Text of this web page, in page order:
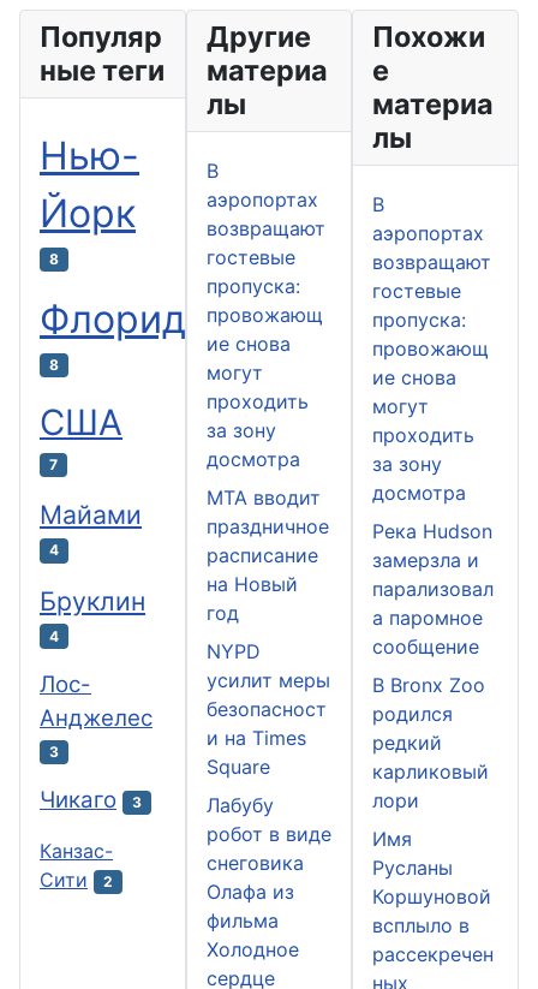
Популяр
ные теги
Нью-
Йорк
8
Флорида
8
США
7
Майами
4
Бруклин
4
Лос-
Анджелес
3
Чикаго 3
Канзас-
Сити
2
Другие
материа
лы
В
аэропортах
возвращают
гостевые
пропуска:
провожающ
ие снова
могут
проходить
за зону
досмотра
MTA вводит
праздничное
расписание
на Новый
год
NYPD
усилит меры
безопасност
и на Times
Square
Лабубу
робот в виде
снеговика
Олафа из
фильма
Холодное
сердце
Похожи
е
материа
лы
В
аэропортах
возвращают
гостевые
пропуска:
провожающ
ие снова
могут
проходить
за зону
досмотра
Река Hudson
замерзла и
парализовал
а паромное
сообщение
В Bronx Zoo
родился
редкий
карликовый
лори
Имя
Русланы
Коршуновой
всплыло в
рассекречен
ных